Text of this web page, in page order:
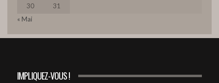
50:48
48:41
30
31
« Mai
IMPLIQUEZ-VOUS !